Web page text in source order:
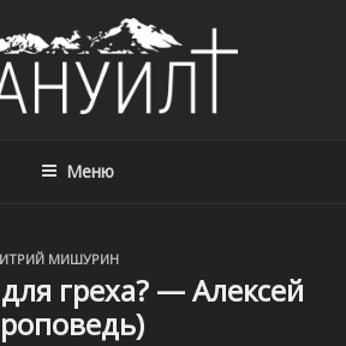
Меню
МИШУРИН
греха? — Алексей